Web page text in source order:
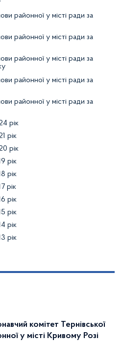
районної у місті ради за
районної у місті ради за
районної у місті ради за
районної у місті ради за
районної у місті ради за
рік
рік
рік
рік
рік
рік
рік
рік
рік
рік
комітет Тернівської
у місті Кривому Розі